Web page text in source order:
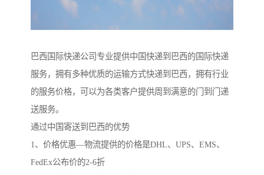
巴西国际快递公司专业提供中国快递到巴西的国际快递
服务，拥有多种优质的运输方式快递到巴西，拥有行业
的服务价格，可以为各类客户提供周到满意的门到门递
送服务。
通过中国寄送到巴西的优势
1、价格优惠—物流提供的价格是DHL、UPS、EMS、
FedEx公布价的2-6折